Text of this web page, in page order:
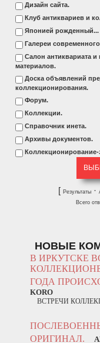
Дизайн сайта.
Клуб антиквариев и
Японией рожденный...
Галереи
Салон антиквариата
материалов.
Доска объявлений
коллекционирования.
Форум.
Коллекции.
Справочник инета.
Архивы документов.
Коллекционирование-
[Результаты ·
Всего
НОВЫЕ
В ИРКУТСКЕ
ГОДА
KORO
ВСТРЕЧИ
ОРИГИНАЛ.